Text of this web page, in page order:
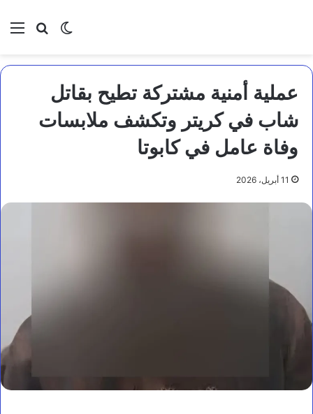
بحثالوضع
عملية أمنية مشتركة تطيح بقاتل
شاب في كريتر وتكشف ملابسات
وفاة عامل في كابوتا
11 أبريل، 2026